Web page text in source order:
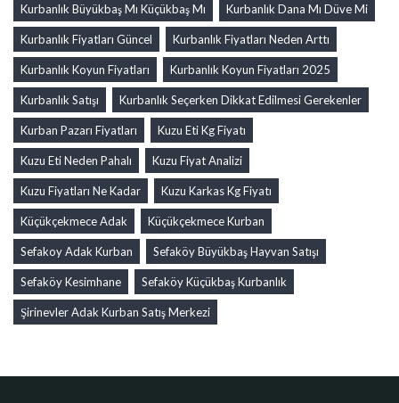
Kurbanlık Büyükbaş Mı Küçükbaş Mı Kurbanlık Dana Mı Düve Mi
Kurbanlık Fiyatları Güncel Kurbanlık Fiyatları Neden Arttı
Kurbanlık Koyun Fiyatları Kurbanlık Koyun Fiyatları 2025
Kurbanlık Satışı Kurbanlık Seçerken Dikkat Edilmesi Gerekenler
Kurban Pazarı Fiyatları Kuzu Eti Kg Fiyatı
Kuzu Eti Neden Pahalı Kuzu Fiyat Analizi
Kuzu Fiyatları Ne Kadar Kuzu Karkas Kg Fiyatı
Küçükçekmece Adak Küçükçekmece Kurban
Sefakoy Adak Kurban Sefaköy Büyükbaş Hayvan Satışı
Sefaköy Kesimhane Sefaköy Küçükbaş Kurbanlık
Şirinevler Adak Kurban Satış Merkezi